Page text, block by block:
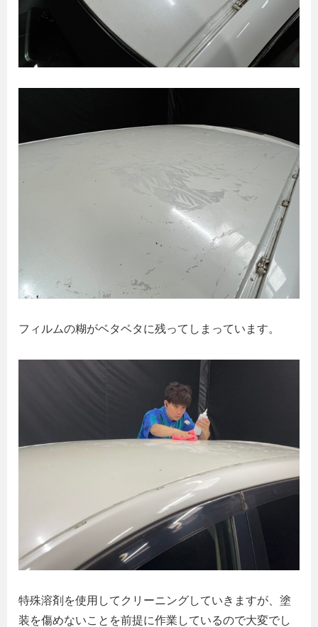
フィルムの糊がベタベタに残ってしまっています。
特殊溶剤を使用してクリーニングしていきますが、塗
装を傷めないことを前提に作業しているので大変でし